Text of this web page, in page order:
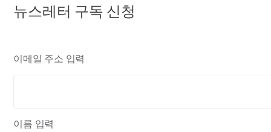
뉴스레터 구독 신청
이메일 주소 입력
이름 입력